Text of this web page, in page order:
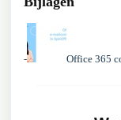
Office 365